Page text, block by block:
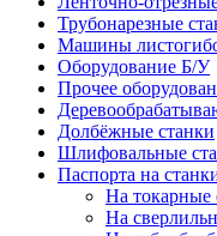
Трубонарезные
Машины
Оборудование Б/У
Прочее
Долбёжные станки
Шлифовальные
Паспорта на
На токарные
На